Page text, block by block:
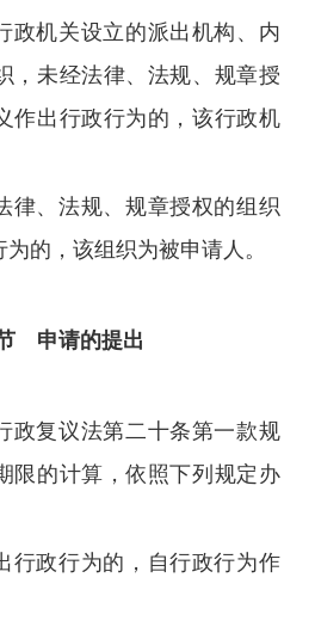
政机关设立的派出机构、内
，未经法律、法规、规章授
作出行政行为的，该行政机
律、法规、规章授权的组织
的，该组织为被申请人。
申请的提出
政复议法第二十条第一款规
限的计算，依照下列规定办
行政行为的，自行政行为作